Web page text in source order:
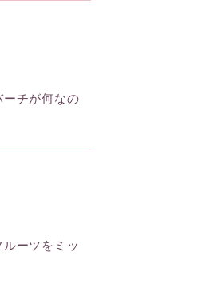
チが何なの
ーツをミッ